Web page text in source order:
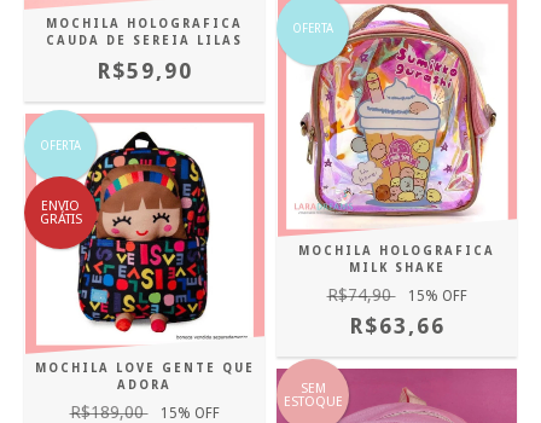
MOCHILA HOLOGRAFICA
CAUDA DE SEREIA LILAS
R$59,90
OFERTA
MOCHILA HOLOGRAFICA
MILK SHAKE
R$74,90 15% OFF
R$63,66
OFERTA
ENVIO
GRÁTIS
MOCHILA LOVE GENTE QUE
ADORA
R$189,00 15% OFF
SEM
ESTOQUE